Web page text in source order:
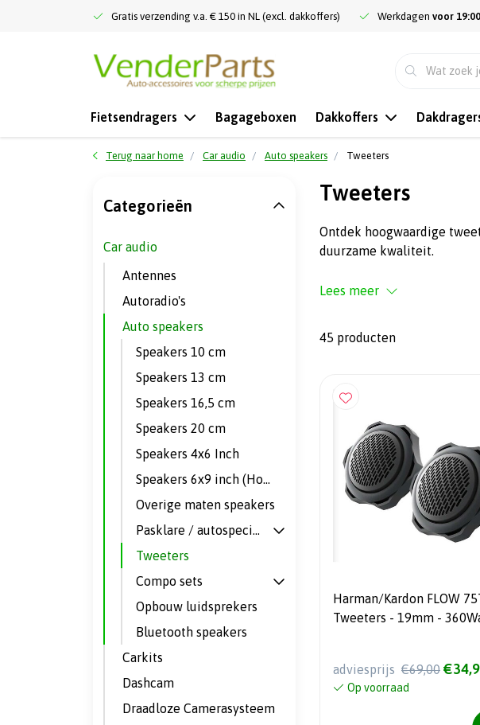
Gratis verzending v.a. € 150 in NL (excl. dakkoffers) Werkdagen voor 19:00
Fietsendragers Bagageboxen Dakkoffers
Terug naar home Car audio Auto speakers Tweeters
Tweeters
Ontdek hoogwaardige
duurzame kwaliteit.
Lees meer
45 producten
Harman/Kardon FLOW
Tweeters - 19mm -
adviesprijs €69,00
Op voorraad
Categorieën
Car audio
Antennes
Autoradio's
Auto speakers
Speakers 10 cm
Speakers 13 cm
Speakers 16,5 cm
Speakers 20 cm
Speakers 4x6 Inch
Speakers 6x9 inch (Hoedenplank)
Overige maten speakers
Pasklare / autospecifieke speakers
Tweeters
Compo sets
Opbouw luidsprekers
Bluetooth speakers
Carkits
Dashcam
Draadloze Camerasysteem